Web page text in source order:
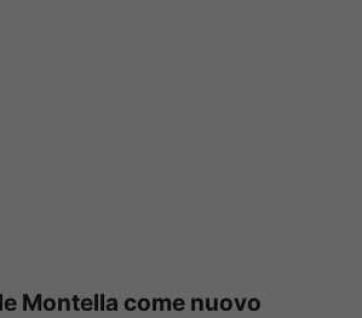
Montella come nuovo